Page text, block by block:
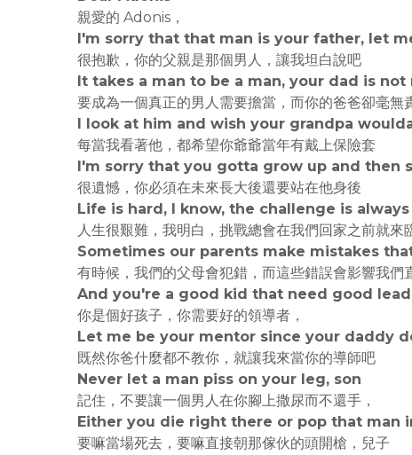
親愛的 Adonis，
I'm sorry that that man is your father, let
很抱歉，你的父親是那個男人，讓我坦白說吧
It takes a man to be a man, your dad is not
要成為一個真正的男人需要擔當，而你的爸爸卻毫無
I look at him and wish your grandpa
每當我看著他，都希望你爺爺當年有戴上保險套
I'm sorry that you gotta grow up and then
很遺憾，你必須在未來長大後還要站在他身後
Life is hard, I know, the challenge is
人生很艱難，我明白，挑戰總會在我們回家之前就來
Sometimes our parents make mistakes
有時候，我們的父母會犯錯，而這些錯誤會影響我們
And you're a good kid that need good
你是個好孩子，你需要好的領導者，
Let me be your mentor since your daddy
既然你爸什麼都不教你，就讓我來當你的導師吧
Never let a man piss on your leg, son
記住，不要讓一個男人在你腳上撒尿而不還手，
Either you die right there or pop that man
要嘛當場死去，要嘛直接朝那傢伙的頭開槍，兒子